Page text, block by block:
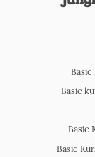
Basic
Basic
Basic
Basic